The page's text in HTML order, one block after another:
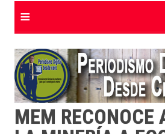
≡
MEM RECONOCE